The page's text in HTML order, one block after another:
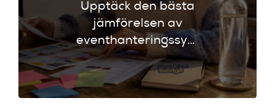
Upptäck den bästa
jämförelsen av
eventhanteringssystem
för standup-
arrangörer. Få
insikter om